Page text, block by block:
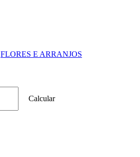
FLORES E ARRANJOS
Calcular